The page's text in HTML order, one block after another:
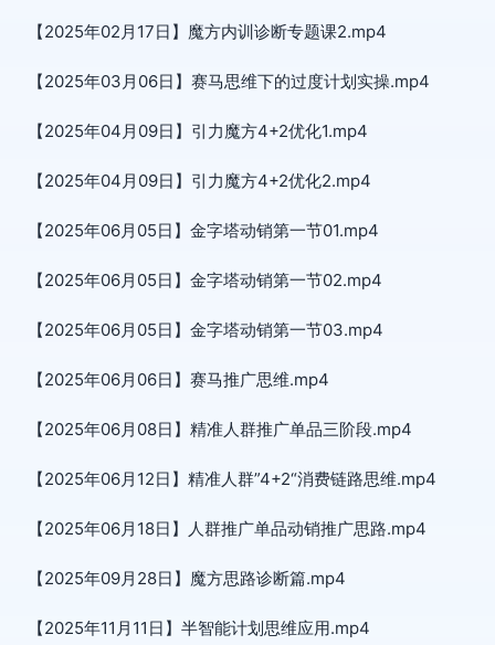
【2025年02月17日】魔方内训诊断专题课2.mp4
【2025年03月06日】赛马思维下的过度计划实操.mp4
【2025年04月09日】引力魔方4+2优化1.mp4
【2025年04月09日】引力魔方4+2优化2.mp4
【2025年06月05日】金字塔动销第一节01.mp4
【2025年06月05日】金字塔动销第一节02.mp4
【2025年06月05日】金字塔动销第一节03.mp4
【2025年06月06日】赛马推广思维.mp4
【2025年06月08日】精准人群推广单品三阶段.mp4
【2025年06月12日】精准人群”4+2“消费链路思维.mp4
【2025年06月18日】人群推广单品动销推广思路.mp4
【2025年09月28日】魔方思路诊断篇.mp4
【2025年11月11日】半智能计划思维应用.mp4